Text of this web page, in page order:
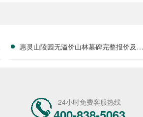
惠灵山陵园无溢价山林墓碑完整报价及淡
24小时免费客服热线